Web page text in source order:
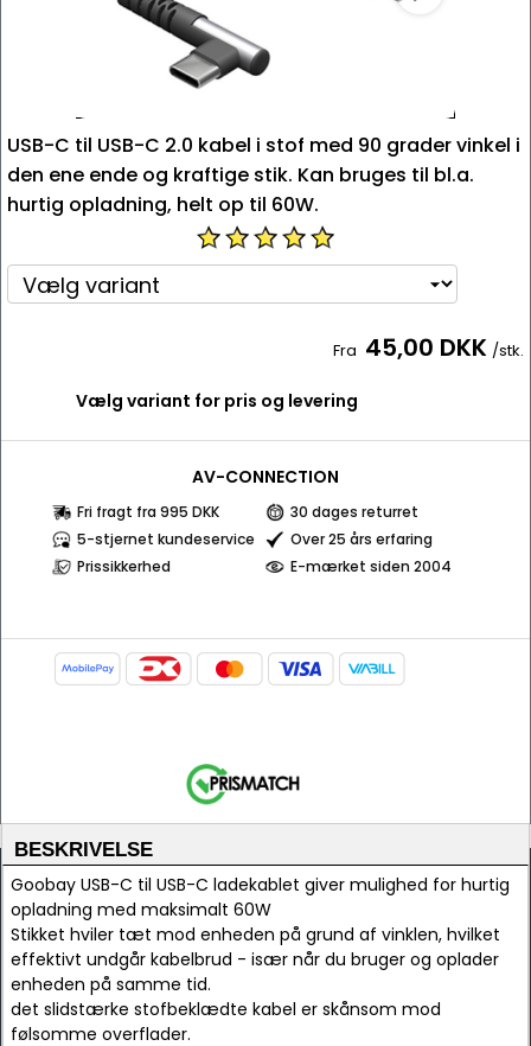
USB-C til USB-C 2.0 kabel i stof med 90 grader vinkel i
den ene ende og kraftige stik. Kan bruges til bl.a.
hurtig opladning, helt op til 60W.
Fra 45,00 DKK /stk.
Vælg variant for pris og levering
AV-CONNECTION
Fri fragt fra 995 DKK
30 dages returret
5-stjernet kundeservice
Over 25 års erfaring
Prissikkerhed
E-mærket siden 2004
BESKRIVELSE
Goobay USB-C til USB-C ladekablet giver mulighed for hurtig
opladning med maksimalt 60W
Stikket hviler tæt mod enheden på grund af vinklen, hvilket
effektivt undgår kabelbrud - især når du bruger og oplader
enheden på samme tid.
det slidstærke stofbeklædte kabel er skånsom mod
følsomme overflader.